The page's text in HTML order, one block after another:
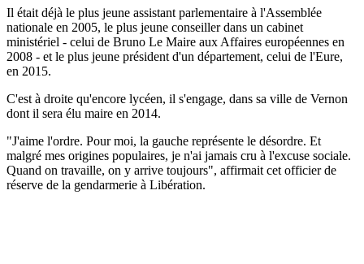
Il était déjà le plus jeune assistant parlementaire à l'Assemblée
nationale en 2005, le plus jeune conseiller dans un cabinet
ministériel - celui de Bruno Le Maire aux Affaires européennes en
2008 - et le plus jeune président d'un département, celui de l'Eure,
en 2015.
C'est à droite qu'encore lycéen, il s'engage, dans sa ville de Vernon
dont il sera élu maire en 2014.
"J'aime l'ordre. Pour moi, la gauche représente le désordre. Et
malgré mes origines populaires, je n'ai jamais cru à l'excuse sociale.
Quand on travaille, on y arrive toujours", affirmait cet officier de
réserve de la gendarmerie à Libération.